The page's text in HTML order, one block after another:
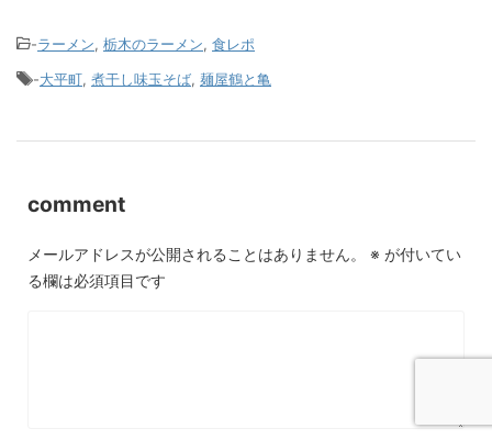
-ラーメン, 栃木のラーメン, 食レポ
-大平町, 煮干し味玉そば, 麺屋鶴と亀
comment
メールアドレスが公開されることはありません。 ※ が付いてい
る欄は必須項目です